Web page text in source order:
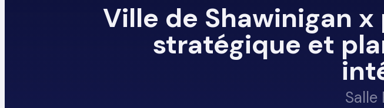
Ville de Shawinigan
stratégique et
Salle